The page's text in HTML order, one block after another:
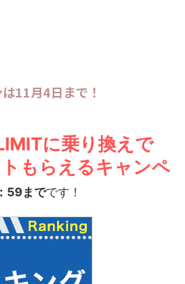
11月4日まで！
に乗り換えで
もらえるキャンペ
59までです！